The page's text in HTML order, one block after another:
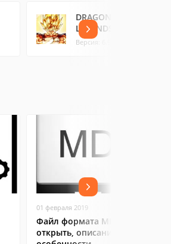
DRAGON BALL
LEGENDS
Версия: 6.9.0 (89.46 МБ)
01 февраля 2019
Файл формата MDX: чем
открыть, описание,